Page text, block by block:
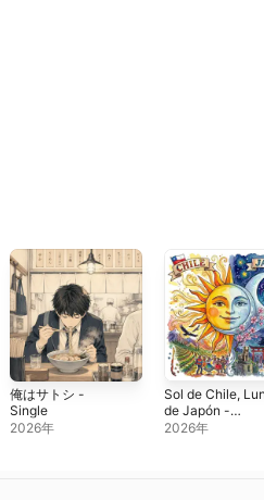
俺はサトシ -
Single
2026年
Sol de Chile,
de Japón -
Single
2026年